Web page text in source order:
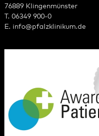
76889 Klingenmünster
T. 06349 900-0
E. info@pfalzklinikum.de